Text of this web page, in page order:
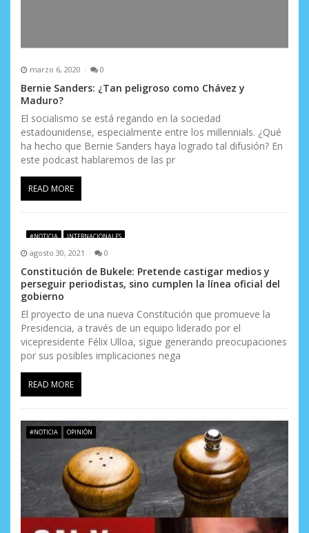
marzo 6, 2020 0
Bernie Sanders: ¿Tan peligroso como Chávez y
Maduro?
El socialismo se está regando en la sociedad
estadounidense, especialmente entre los millennials. ¿Qué
ha hecho que Bernie Sanders haya logrado tal difusión? En
este podcast hablaremos de las pr
READ MORE
#NOTICIA INTERNACIONALES
agosto 30, 2021 0
Constitución de Bukele: Pretende castigar medios y
perseguir periodistas, sino cumplen la línea oficial del
gobierno
El proyecto de una nueva Constitución que promueve la
Presidencia, a través de un equipo liderado por el
vicepresidente Félix Ulloa, sigue generando preocupaciones
por sus posibles implicaciones nega
READ MORE
#NOTICIA OPINIÓN